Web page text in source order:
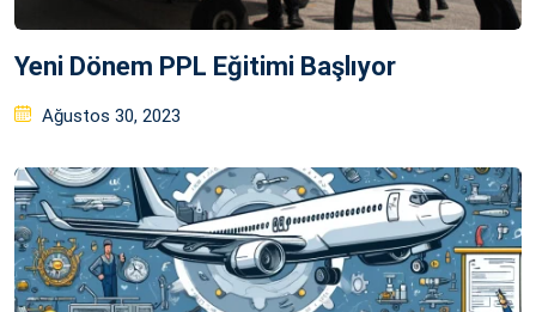
Yeni Dönem PPL Eğitimi Başlıyor
Posted
Ağustos 30, 2023